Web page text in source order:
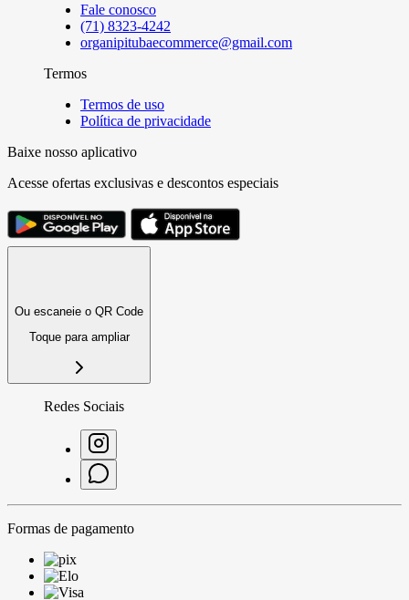
Fale conosco
(71) 8323-4242
organipitubaecommerce@gmail.com
Termos
Termos de uso
Política de privacidade
Baixe nosso aplicativo
Acesse ofertas exclusivas e descontos especiais
Ou escaneie o QR Code
Toque para ampliar
Redes Sociais
Formas de pagamento